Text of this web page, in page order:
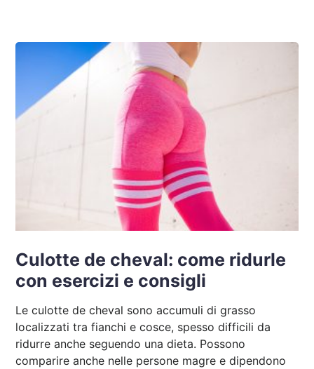
Culotte de cheval: come ridurle
con esercizi e consigli
Le culotte de cheval sono accumuli di grasso
localizzati tra fianchi e cosce, spesso difficili da
ridurre anche seguendo una dieta. Possono
comparire anche nelle persone magre e dipendono